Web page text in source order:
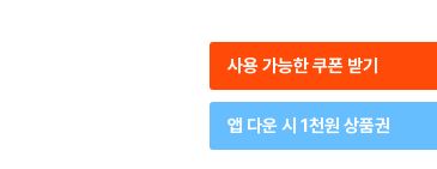
사용 가능한 쿠폰 받기
앱 다운 시 1천원 상품권